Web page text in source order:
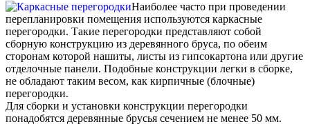
Наиболее часто при проведении
перепланировки помещения используются каркасные
перегородки. Такие перегородки представляют собой
сборную конструкцию из деревянного бруса, по обеим
сторонам которой нашиты, листы из гипсокартона или другие
отделочные панели. Подобные конструкции легки в сборке,
не обладают таким весом, как кирпичные (блочные)
перегородки.
Для сборки и установки конструкции перегородки
понадобятся деревянные брусья сечением не менее 50 мм.